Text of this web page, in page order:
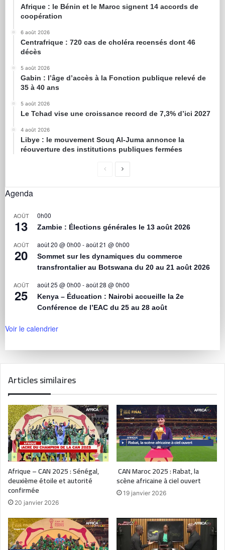
Afrique : le Bénin et le Maroc signent 14 accords de
coopération
6 août 2026
Centrafrique : 720 cas de choléra recensés dont 46
décès
5 août 2026
Gabin : l’âge d’accès à la Fonction publique relevé de
35 à 40 ans
5 août 2026
Le Tchad vise une croissance record de 7,3% d’ici 2027
4 août 2026
Libye : le mouvement Souq Al-Juma annonce la
réouverture des institutions publiques fermées
Agenda
AOÛT
13
0h00
Zambie : Élections générales le 13 août 2026
AOÛT
20
août 20 @ 0h00 -août 21 @ 0h00
Sommet sur les dynamiques du commerce
transfrontalier au Botswana du 20 au 21 août 2026
AOÛT
25
août 25 @ 0h00 -août 28 @ 0h00
Kenya – Éducation : Nairobi accueille la 2e
Conférence de l’EAC du 25 au 28 août
Voir le calendrier
Articles similaires
Afrique – CAN 2025 : Sénégal,
deuxième étoile et autorité
confirmée
20 janvier 2026
CAN Maroc 2025 : Rabat, la
scène africaine à ciel ouvert
19 janvier 2026